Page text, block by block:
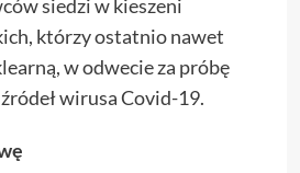
siedzi w kieszeni
którzy ostatnio nawet
w odwecie za próbę
wirusa Covid-19.